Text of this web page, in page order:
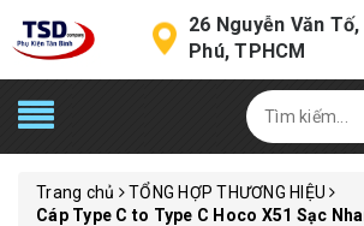
26 Nguyễn Văn Tố,
Phú, TPHCM
Trang chủ
TỔNG HỢP THƯƠNG HIỆU
Cáp Type C to Type C Hoco X51 Sạc